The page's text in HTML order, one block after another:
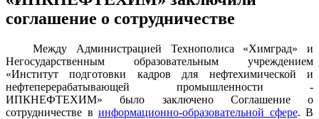
соглашение о сотрудничестве
Между Администрацией Технополиса «Химград» и
Негосударственным образовательным учреждением
«Институт подготовки кадров для нефтехимической и
нефтеперерабатывающей промышленности -
ИПКНЕФТЕХИМ» было заключено Соглашение о
сотрудничестве в информационно-образовательной сфере. В